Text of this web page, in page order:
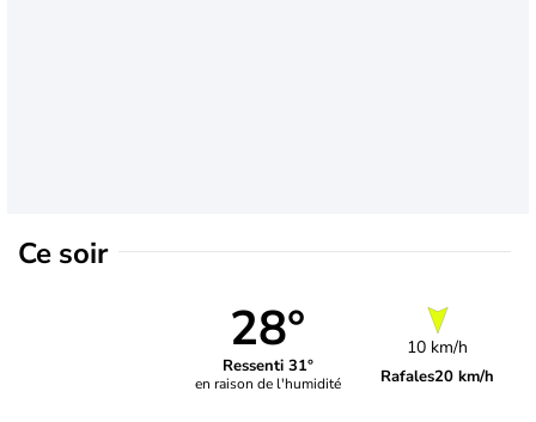
Ce soir
28°
Ressenti 31°
en raison de l'humidité
10 km/h
Rafales20 km/h